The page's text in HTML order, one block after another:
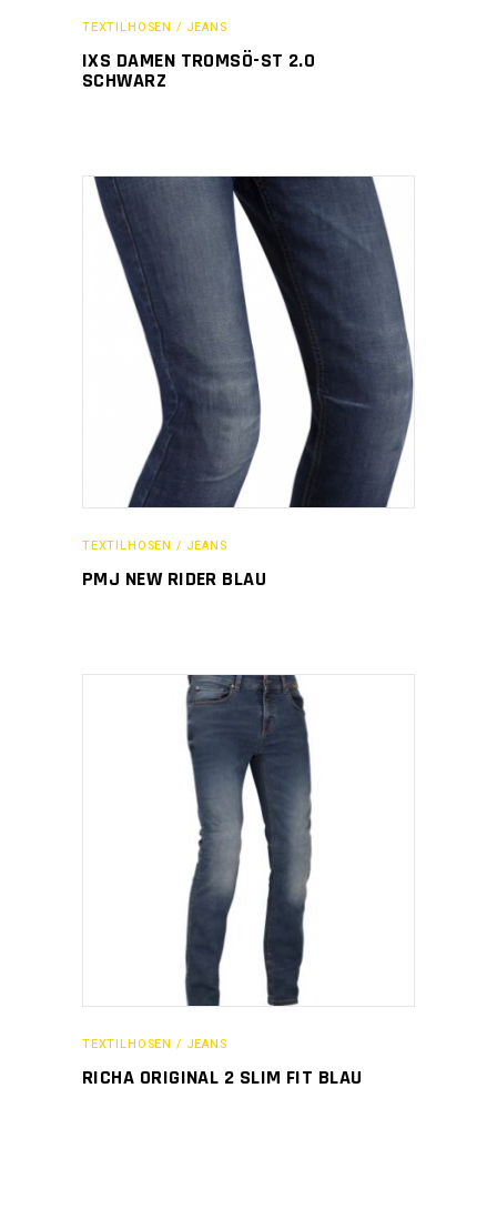
TEXTILHOSEN / JEANS
IXS DAMEN TROMSÖ-ST 2.0
SCHWARZ
TEXTILHOSEN / JEANS
PMJ NEW RIDER BLAU
TEXTILHOSEN / JEANS
RICHA ORIGINAL 2 SLIM FIT BLAU